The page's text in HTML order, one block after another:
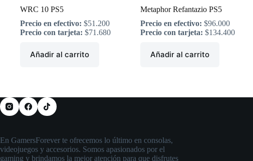
WRC 10 PS5
Precio en efectivo: $51.200
Precio con tarjeta: $71.680
Añadir al carrito
Metaphor Refantazio PS5
Precio en efectivo: $96.000
Precio con tarjeta: $134.400
Añadir al carrito
En GamersForever te ofrecemos lo último en consolas,
videojuegos y accesorios. Somos apasionados por el
gaming y brindamos la mejor atención para que disfrutes